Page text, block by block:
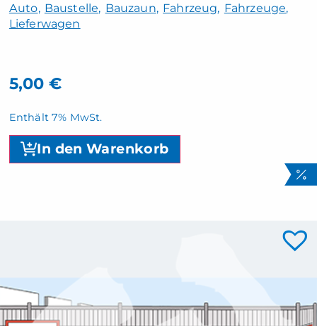
Auto Baustelle Bauzaun Fahrzeug Fahrzeuge
Lieferwagen
5,00 €
Enthält 7% MwSt.
In den Warenkorb